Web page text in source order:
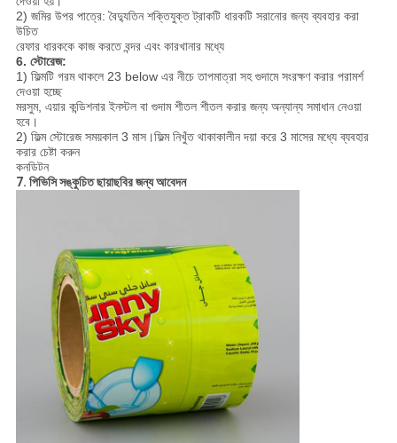
2) জমির উপর পাত্রে: বৈদ্যুতিন শক্তিযুক্ত ট্রাকটি ধারকটি সরানোর জন্য ব্যবহার করা
উচিত
রেফার ধারককে কাজ করতে বন্দর এবং কারখানার মধ্যে
6. স্টোরেজ:
1) ফিল্মটি গরম থাকলে 23 below এর নীচে তাপমাত্রা সহ গুদামে সংরক্ষণ করার পরামর্শ
দেওয়া হচ্ছে
মরসুম, এয়ার কন্ডিশনার ইনস্টল বা গুদাম শীতল শীতল করার জন্য অন্যান্য সমাধান নেওয়া
হবে।
2) ফিল্ম স্টোরেজ সময়কাল 3 মাস।ফিল্ম নিখুঁত থাকাকালীন দয়া করে 3 মাসের মধ্যে ব্যবহার
করার চেষ্টা করুন
কনডিটন
7. পিভিসি সঙ্কুচিত ছায়াছবির জন্য আবেদন